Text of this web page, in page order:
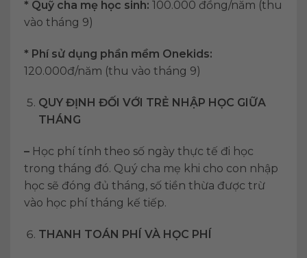
* Quỹ cha mẹ học sinh: 100.000 đồng/năm (thu
vào tháng 9)
* Phí sử dụng phần mềm Onekids:
120.000đ/năm (thu vào tháng 9)
QUY ĐỊNH ĐỐI VỚI TRẺ NHẬP HỌC GIỮA
THÁNG
– Học phí tính theo số ngày thực tế đi học
trong tháng đó. Quý cha mẹ khi cho con nhập
học sẽ đóng đủ tháng, số tiền thừa được trừ
vào học phí tháng kế tiếp.
THANH TOÁN PHÍ VÀ HỌC PHÍ